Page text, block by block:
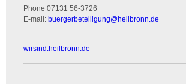
Phone 07131 56-3726
E-mail: buergerbeteiligung@heilbronn.de
wirsind.heilbronn.de